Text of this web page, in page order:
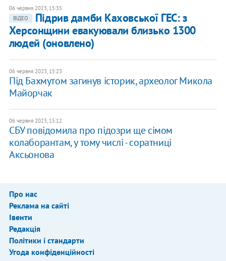
06 червня 2023, 15:35
ВІДЕО
Підрив дамби Каховської ГЕС: з
Херсонщини евакуювали близько 1300
людей (оновлено)
06 червня 2023, 15:23
Під Бахмутом загинув історик, археолог Микола
Майорчак
06 червня 2023, 15:12
​СБУ повідомила про підозри ще сімом
колаборантам, у тому числі - соратниці
Аксьонова
Про нас
Реклама на сайті
Івенти
Редакція
Політики і стандарти
Угода конфіденційності